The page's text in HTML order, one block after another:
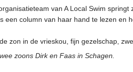
van A Local Swim
een column van haar hand te lezen en
zon in de vrieskou, fijn gezelschap,
zoons Dirk en Faas in Schagen.